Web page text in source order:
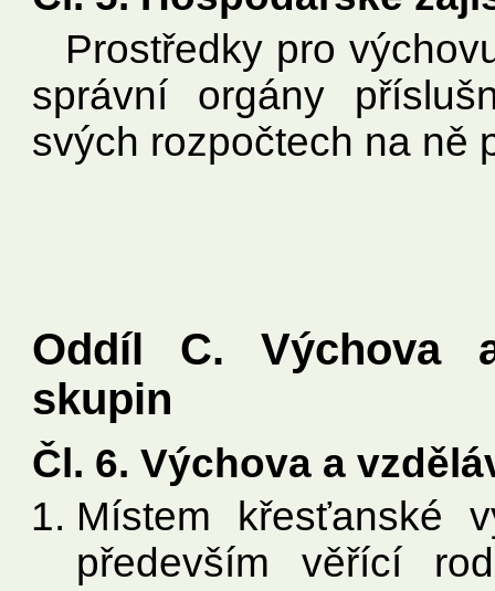
Prostředky pro
správní orgány
svých rozpočtech na ně
Oddíl C. Výchova
skupin
Čl. 6. Výchova a
Místem křesťanské
především věřící